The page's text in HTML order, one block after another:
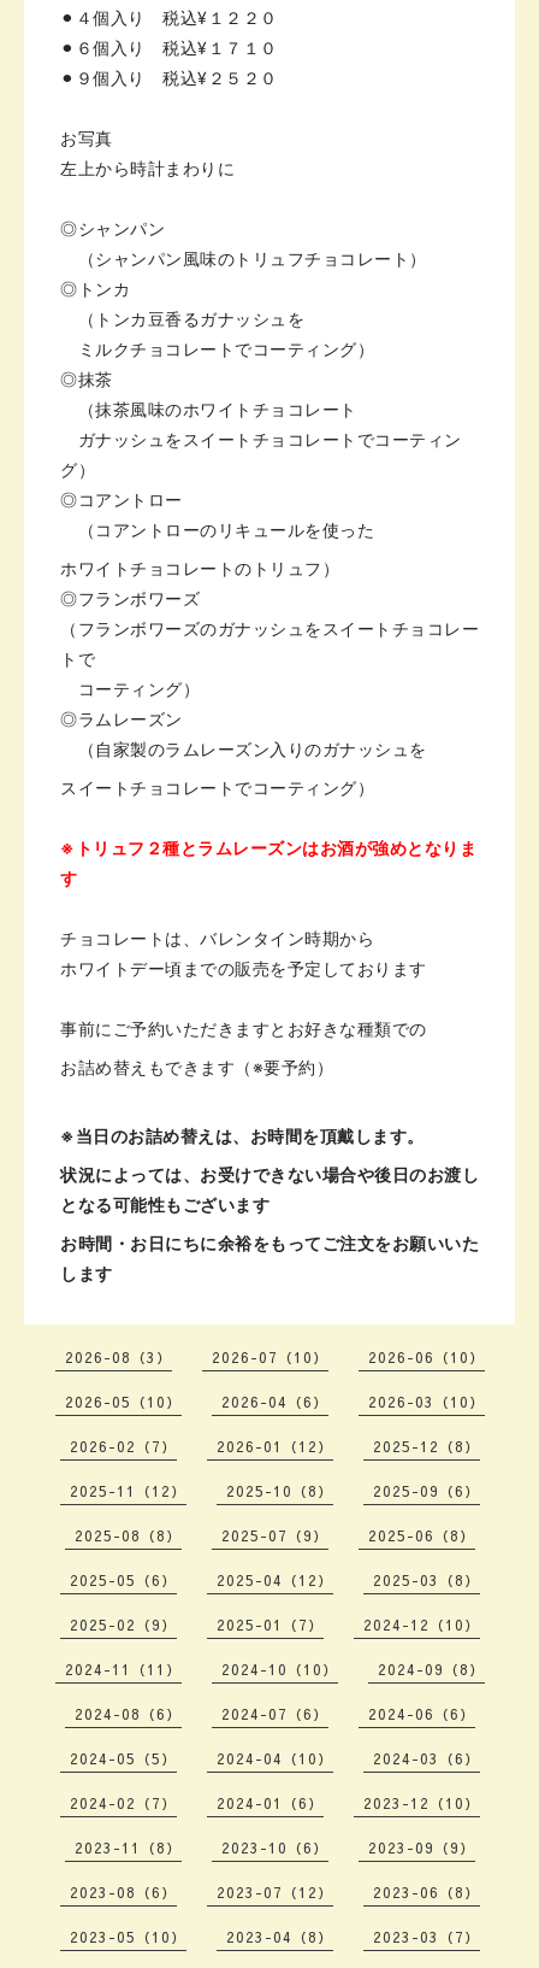
⚫︎４個入り 税込¥１２２０
⚫︎６個入り 税込¥１７１０
⚫︎９個入り 税込¥２５２０
お写真
左上から時計まわりに
◎シャンパン
（シャンパン風味のトリュフチョコレート）
◎トンカ
（トンカ豆香るガナッシュを
ミルクチョコレートでコーティング）
◎抹茶
（抹茶風味のホワイトチョコレート
ガナッシュをスイートチョコレートでコーティン
グ）
◎コアントロー
（コアントローのリキュールを使った
ホワイトチョコレートのトリュフ）
◎フランボワーズ
（フランボワーズのガナッシュを スイートチョコレー
トで
コーティング）
◎ラムレーズン
（自家製のラムレーズン入りのガナッシュを
スイートチョコレートでコーティング）
※トリュフ２種とラムレーズンはお酒が強めとなりま
す
チョコレートは、バレンタイン時期から
ホワイトデー頃までの販売を予定しております
事前にご予約いただきますと お好きな種類での
お詰め替えもできます（※要予約）
※当日のお詰め替えは、お時間を頂戴します。
状況によっては、 お受けできない場合や後日のお渡し
となる可能性もございます
お時間・お日にちに余裕をもってご注文をお願いいた
します
2026-08（3） 2026-07（10） 2026-06（10）
2026-05（10） 2026-04（6） 2026-03（10）
2026-02（7） 2026-01（12） 2025-12（8）
2025-11（12） 2025-10（8） 2025-09（6）
2025-08（8） 2025-07（9） 2025-06（8）
2025-05（6） 2025-04（12） 2025-03（8）
2025-02（9） 2025-01（7） 2024-12（10）
2024-11（11） 2024-10（10） 2024-09（8）
2024-08（6） 2024-07（6） 2024-06（6）
2024-05（5） 2024-04（10） 2024-03（6）
2024-02（7） 2024-01（6） 2023-12（10）
2023-11（8） 2023-10（6） 2023-09（9）
2023-08（6） 2023-07（12） 2023-06（8）
2023-05（10） 2023-04（8） 2023-03（7）